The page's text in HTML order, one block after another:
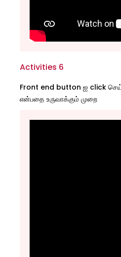
Activities 6
Front end button ஐ click
என்பதை உருவாக்கும் முறை